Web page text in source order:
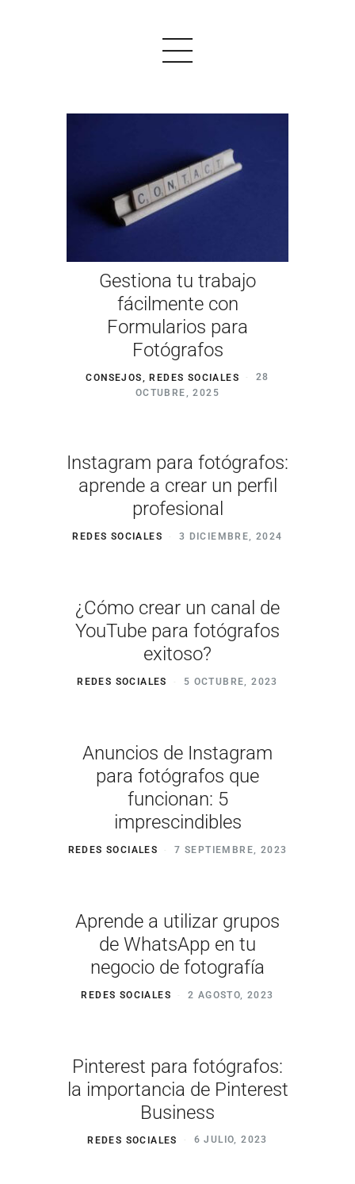
PRODUCTOS
EJEMPLOS
OPINIONES
PRECIOS
LOGIN
EMPEZAR AHORA
Gestiona tu trabajo
fácilmente con
Formularios para
Fotógrafos
CONSEJOS ,REDES SOCIALES
28
OCTUBRE, 2025
Instagram para fotógrafos:
aprende a crear un perfil
profesional
REDES SOCIALES 3 DICIEMBRE, 2024
¿Cómo crear un canal de
YouTube para fotógrafos
exitoso?
REDES SOCIALES 5 OCTUBRE, 2023
Anuncios de Instagram
para fotógrafos que
funcionan: 5
imprescindibles
REDES SOCIALES 7 SEPTIEMBRE, 2023
Aprende a utilizar grupos
de WhatsApp en tu
negocio de fotografía
REDES SOCIALES 2 AGOSTO, 2023
Pinterest para fotógrafos:
la importancia de Pinterest
Business
REDES SOCIALES 6 JULIO, 2023